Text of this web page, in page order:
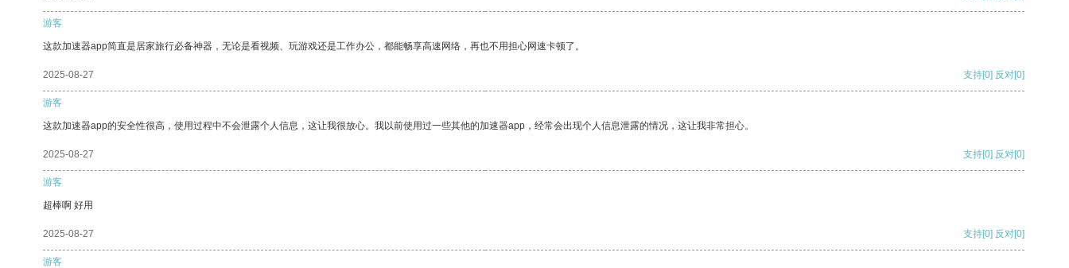
游客
这款加速器app简直是居家旅行必备神器，无论是看视频、玩游戏还是工作办公，都能畅享高速网络，再也不用担心网速卡顿了。
2025-08-27 支持[0] 反对[0]
游客
这款加速器app的安全性很高，使用过程中不会泄露个人信息，这让我很放心。我以前使用过一些其他的加速器app，经常会出现个人信息泄露的情况，这让我非常担心。
2025-08-27 支持[0] 反对[0]
游客
超棒啊 好用
2025-08-27 支持[0] 反对[0]
游客